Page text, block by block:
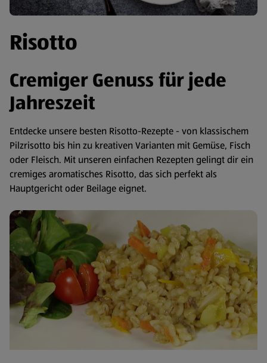
Risotto
Cremiger Genuss für jede
Jahreszeit
Entdecke unsere besten Risotto-Rezepte - von klassischem
Pilzrisotto bis hin zu kreativen Varianten mit Gemüse, Fisch
oder Fleisch. Mit unseren einfachen Rezepten gelingt dir ein
cremiges aromatisches Risotto, das sich perfekt als
Hauptgericht oder Beilage eignet.